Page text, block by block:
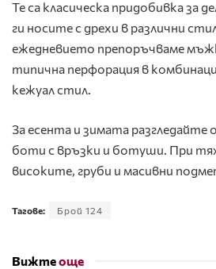
Те са класическа придобивка за
ги носите с дрехи в различни
ежедневието препоръчваме
типична перфорация в
кежуал стил.
За есента и зимата разгледайте
боти с връзки и ботуши. При
високите, груби и масивни
Тагове: Брой 124
Вижтеоще